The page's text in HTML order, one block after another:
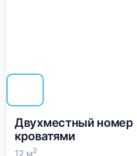
Двухместный номер
кроватями
12 м2